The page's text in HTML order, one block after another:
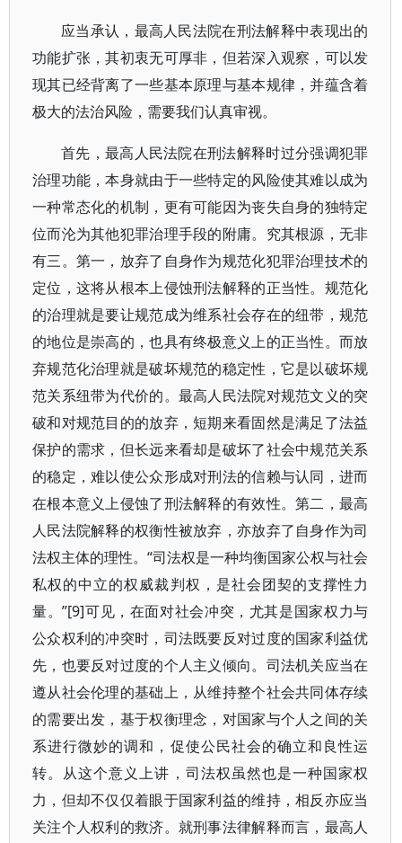
应当承认，最高人民法院在刑法解释中表现出的
功能扩张，其初衷无可厚非，但若深入观察，可以发
现其已经背离了一些基本原理与基本规律，并蕴含着
极大的法治风险，需要我们认真审视。
首先，最高人民法院在刑法解释时过分强调犯罪
治理功能，本身就由于一些特定的风险使其难以成为
一种常态化的机制，更有可能因为丧失自身的独特定
位而沦为其他犯罪治理手段的附庸。究其根源，无非
有三。第一，放弃了自身作为规范化犯罪治理技术的
定位，这将从根本上侵蚀刑法解释的正当性。规范化
的治理就是要让规范成为维系社会存在的纽带，规范
的地位是崇高的，也具有终极意义上的正当性。而放
弃规范化治理就是破坏规范的稳定性，它是以破坏规
范关系纽带为代价的。最高人民法院对规范文义的突
破和对规范目的的放弃，短期来看固然是满足了法益
保护的需求，但长远来看却是破坏了社会中规范关系
的稳定，难以使公众形成对刑法的信赖与认同，进而
在根本意义上侵蚀了刑法解释的有效性。第二，最高
人民法院解释的权衡性被放弃，亦放弃了自身作为司
法权主体的理性。“司法权是一种均衡国家公权与社会
私权的中立的权威裁判权，是社会团契的支撑性力
量。”[9]可见，在面对社会冲突，尤其是国家权力与
公众权利的冲突时，司法既要反对过度的国家利益优
先，也要反对过度的个人主义倾向。司法机关应当在
遵从社会伦理的基础上，从维持整个社会共同体存续
的需要出发，基于权衡理念，对国家与个人之间的关
系进行微妙的调和，促使公民社会的确立和良性运
转。从这个意义上讲，司法权虽然也是一种国家权
力，但却不仅仅着眼于国家利益的维持，相反亦应当
关注个人权利的救济。就刑事法律解释而言，最高人